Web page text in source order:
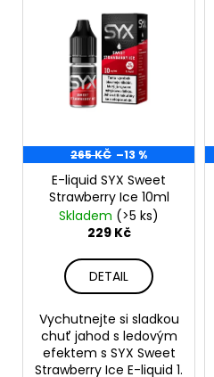
265 KČ –13 %
E-liquid SYX Sweet
Strawberry Ice 10ml
Skladem (>5 ks)
229 Kč
DETAIL
Vychutnejte si sladkou
chuť jahod s ledovým
efektem s SYX Sweet
Strawberry Ice E-liquid 1.